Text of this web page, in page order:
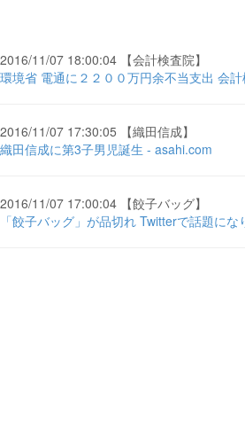
2016/11/07 18:00:04 【会計検査院】
環境省 電通に２２００万円余不当支出 会
2016/11/07 17:30:05 【織田信成】
織田信成に第3子男児誕生 - asahi.com
2016/11/07 17:00:04 【餃子バッグ】
「餃子バッグ」が品切れ Twitterで話題に